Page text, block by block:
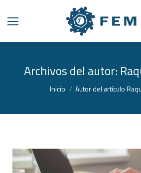
Archivos del autor:
Estás aquí:
Inicio Autor del artículo